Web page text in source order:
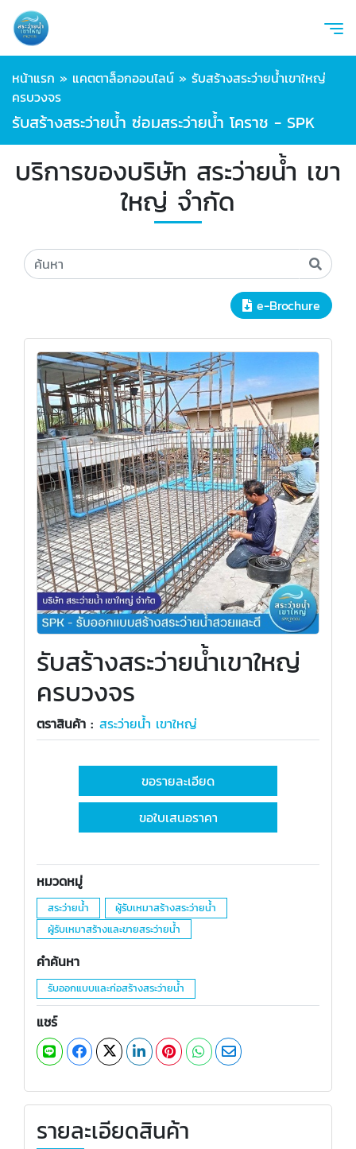
หน้าแรก » แคตตาล็อกออนไลน์ » รับสร้างสระว่ายน้ำเขาใหญ่
ครบวงจร
รับสร้างสระว่ายน้ำ ซ่อมสระว่ายน้ำ โคราช - SPK
บริการของบริษัท สระว่ายน้ำ เขา
ใหญ่ จำกัด
e-Brochure
รับสร้างสระว่ายน้ำเขาใหญ่
ครบวงจร
ตราสินค้า : สระว่ายน้ำ เขาใหญ่
ขอรายละเอียด
ขอใบเสนอราคา
หมวดหมู่
สระว่ายน้ำ
ผู้รับเหมาสร้างสระว่ายน้ำ
ผู้รับเหมาสร้างและขายสระว่ายน้ำ
คำค้นหา
รับออกแบบและก่อสร้างสระว่ายน้ำ
แชร์
รายละเอียดสินค้า